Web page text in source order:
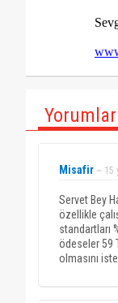
Yorumlar
Misafir ~ 15
Servet Bey
özellikle
standartları
ödeseler 59
olmasını